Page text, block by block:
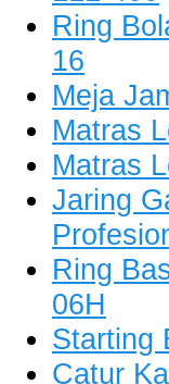
Ring
16
Meja
Matras
Matras
Jaring
Ring
06H
Starting
Catur